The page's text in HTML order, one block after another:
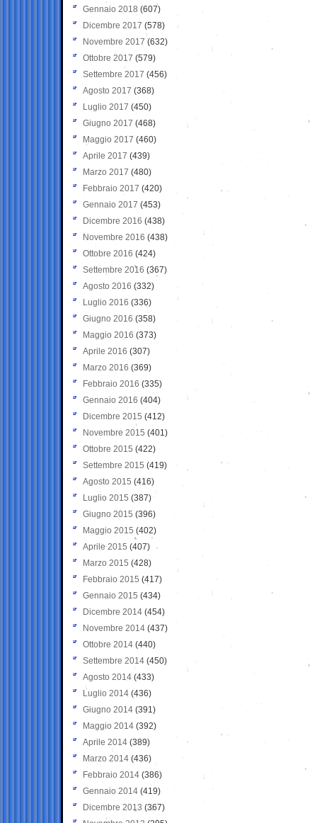
Gennaio 2018 (607)
Dicembre 2017 (578)
Novembre 2017 (632)
Ottobre 2017 (579)
Settembre 2017 (456)
Agosto 2017 (368)
Luglio 2017 (450)
Giugno 2017 (468)
Maggio 2017 (460)
Aprile 2017 (439)
Marzo 2017 (480)
Febbraio 2017 (420)
Gennaio 2017 (453)
Dicembre 2016 (438)
Novembre 2016 (438)
Ottobre 2016 (424)
Settembre 2016 (367)
Agosto 2016 (332)
Luglio 2016 (336)
Giugno 2016 (358)
Maggio 2016 (373)
Aprile 2016 (307)
Marzo 2016 (369)
Febbraio 2016 (335)
Gennaio 2016 (404)
Dicembre 2015 (412)
Novembre 2015 (401)
Ottobre 2015 (422)
Settembre 2015 (419)
Agosto 2015 (416)
Luglio 2015 (387)
Giugno 2015 (396)
Maggio 2015 (402)
Aprile 2015 (407)
Marzo 2015 (428)
Febbraio 2015 (417)
Gennaio 2015 (434)
Dicembre 2014 (454)
Novembre 2014 (437)
Ottobre 2014 (440)
Settembre 2014 (450)
Agosto 2014 (433)
Luglio 2014 (436)
Giugno 2014 (391)
Maggio 2014 (392)
Aprile 2014 (389)
Marzo 2014 (436)
Febbraio 2014 (386)
Gennaio 2014 (419)
Dicembre 2013 (367)